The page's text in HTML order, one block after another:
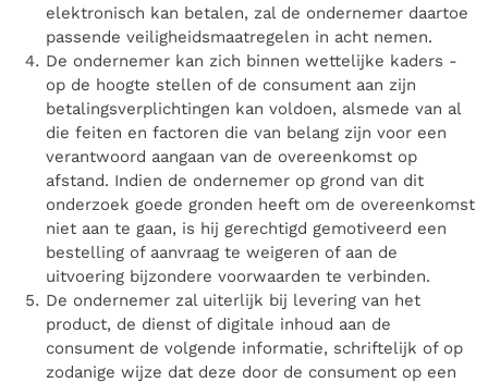
elektronisch kan betalen, zal de ondernemer daartoe
passende veiligheidsmaatregelen in acht nemen.
De ondernemer kan zich binnen wettelijke kaders -
op de hoogte stellen of de consument aan zijn
betalingsverplichtingen kan voldoen, alsmede van al
die feiten en factoren die van belang zijn voor een
verantwoord aangaan van de overeenkomst op
afstand. Indien de ondernemer op grond van dit
onderzoek goede gronden heeft om de overeenkomst
niet aan te gaan, is hij gerechtigd gemotiveerd een
bestelling of aanvraag te weigeren of aan de
uitvoering bijzondere voorwaarden te verbinden.
De ondernemer zal uiterlijk bij levering van het
product, de dienst of digitale inhoud aan de
consument de volgende informatie, schriftelijk of op
zodanige wijze dat deze door de consument op een